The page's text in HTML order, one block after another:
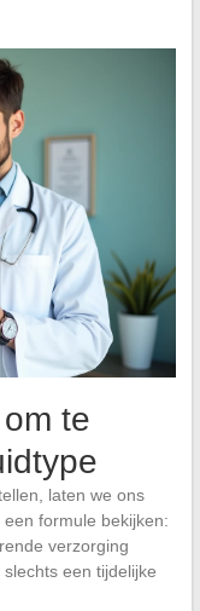
te
laten we ons
formule bekijken:
verzorging
een tijdelijke